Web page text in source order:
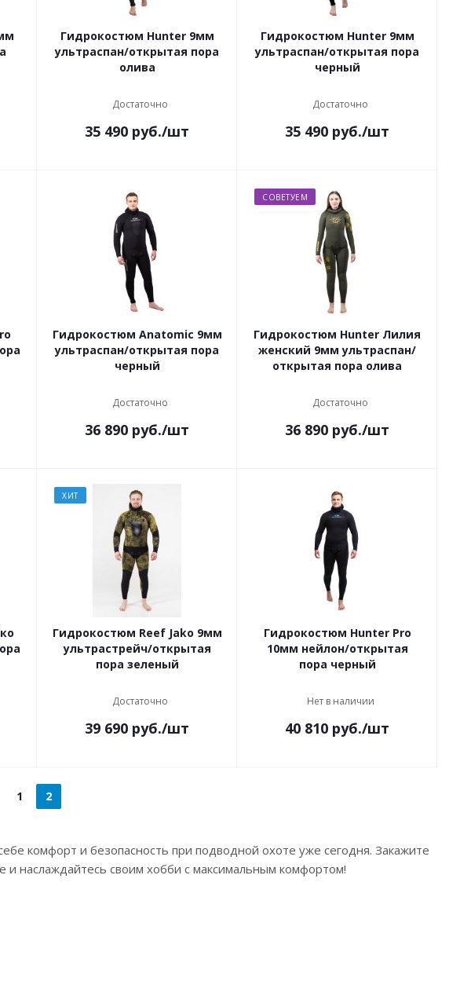
Гидрокостюм Hunter 9мм
ультраспан/открытая пора
олива
Достаточно
35 490 руб./шт
Гидрокостюм Hunter 9мм
ультраспан/открытая пора
черный
Достаточно
35 490 руб./шт
Гидрокостюм Anatomic 9мм
ультраспан/открытая пора
черный
Достаточно
36 890 руб./шт
СОВЕТУЕМ
Гидрокостюм Hunter Лилия
женский 9мм ультраспан/
открытая пора олива
Достаточно
36 890 руб./шт
ХИТ
Гидрокостюм Reef Jako 9мм
ультрастрейч/открытая
пора зеленый
Достаточно
39 690 руб./шт
Гидрокостюм Hunter Pro
10мм нейлон/открытая
пора черный
Нет в наличии
40 810 руб./шт
1 2
комфорт и безопасность при подводной охоте уже сегодня. Закажите
наслаждайтесь своим хобби с максимальным комфортом!